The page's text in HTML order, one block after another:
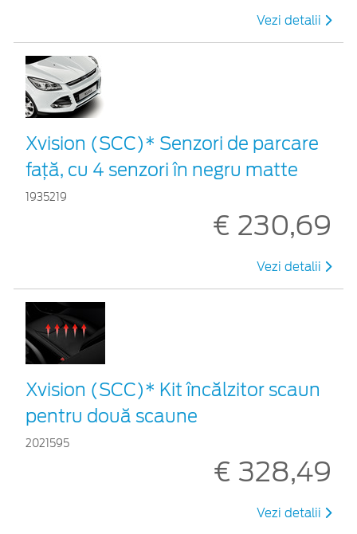
Vezi detalii
Xvision (SCC)* Senzori de parcare
faţă, cu 4 senzori în negru matte
1935219
€ 230,69
Vezi detalii
Xvision (SCC)* Kit încălzitor scaun
pentru două scaune
2021595
€ 328,49
Vezi detalii